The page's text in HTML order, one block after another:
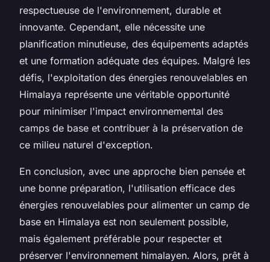
respectueuse de l'environnement, durable et
innovante. Cependant, elle nécessite une
planification minutieuse, des équipements adaptés
et une formation adéquate des équipes. Malgré les
défis, l'exploitation des énergies renouvelables en
Himalaya représente une véritable opportunité
pour minimiser l'impact environnemental des
camps de base et contribuer à la préservation de
ce milieu naturel d'exception.
En conclusion, avec une approche bien pensée et
une bonne préparation, l'utilisation efficace des
énergies renouvelables pour alimenter un camp de
base en Himalaya est non seulement possible,
mais également préférable pour respecter et
préserver l'environnement himalayen. Alors, prêt à